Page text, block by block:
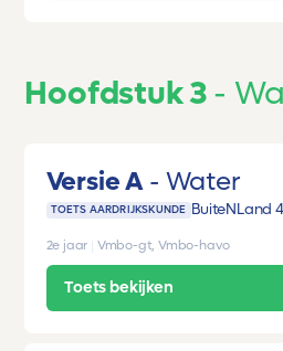
Hoofdstuk 3
Versie A Water
TOETS AARDRIJKSKUNDE BuiteNLand
2e jaar Vmbo-gt, Vmbo-havo
Toets bekijken